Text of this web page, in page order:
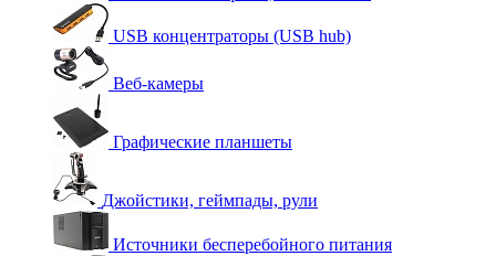
USB концентраторы (USB hub)
Веб-камеры
Графические планшеты
Джойстики, геймпады, рули
Источники бесперебойного питания